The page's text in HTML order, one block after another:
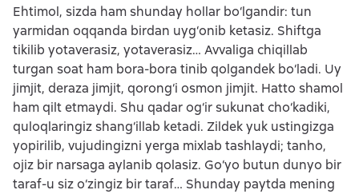
Ehtimol, sizda ham shunday hollar bo‘lgandir: tun
yarmidan oqqanda birdan uyg‘onib ketasiz. Shiftga
tikilib yotaverasiz, yotaverasiz… Avvaliga chiqillab
turgan soat ham bora-bora tinib qolgandek bo‘ladi. Uy
jimjit, deraza jimjit, qorong‘i osmon jimjit. Hatto shamol
ham qilt etmaydi. Shu qadar og‘ir sukunat cho‘kadiki,
quloqlaringiz shang‘illab ketadi. Zildek yuk ustingizga
yopirilib, vujudingizni yerga mixlab tashlaydi; tanho,
ojiz bir narsaga aylanib qolasiz. Go‘yo butun dunyo bir
taraf-u siz o‘zingiz bir taraf… Shunday paytda mening